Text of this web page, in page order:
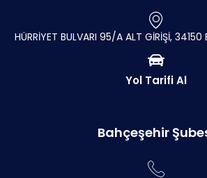
HÜRRİYET BULVARI 95/A ALT GİRİŞİ,
Yol Tarifi Al
Bahçeşehir